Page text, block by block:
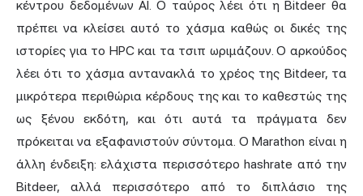
κέντρου δεδομένων AI. Ο ταύρος λέει ότι η Bitdeer θα
πρέπει να κλείσει αυτό το χάσμα καθώς οι δικές της
ιστορίες για το HPC και τα τσιπ ωριμάζουν. Ο αρκούδος
λέει ότι το χάσμα αντανακλά το χρέος της Bitdeer, τα
μικρότερα περιθώρια κέρδους της και το καθεστώς της
ως ξένου εκδότη, και ότι αυτά τα πράγματα δεν
πρόκειται να εξαφανιστούν σύντομα. Ο Marathon είναι η
άλλη ένδειξη: ελάχιστα περισσότερο hashrate από την
Bitdeer, αλλά περισσότερο από το διπλάσιο της